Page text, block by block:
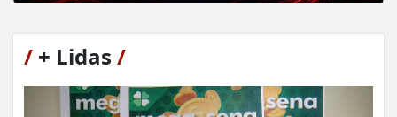
/ + Lidas /